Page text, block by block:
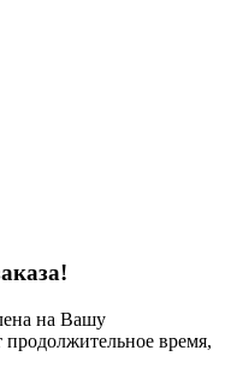
на Вашу
время,